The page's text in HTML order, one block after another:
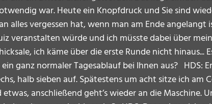
war. Heute ein Knopfdruck und Sie sind
vergessen hat, wenn man am Ende angelangt
veranstalten würde und ich müsste dabei über
ich käme über die erste Runde nicht hinaus...
ganz normaler Tagesablauf bei Ihnen aus? HDS:
halb sieben auf. Spätestens um acht sitze ich am
anschließend geht’s wieder an die Maschine.